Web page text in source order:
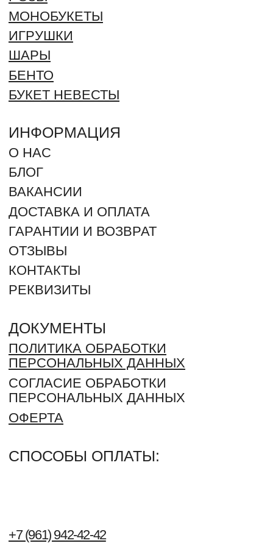
+7 (961) 942-42-42
ЗАКАЗАТЬ ЗВОНОК
2012 - 2026 © ROMANTIC (Произносится как Романтик –
копирование преследуется по закону.
ИП ДЕРЕВЯНКИН ЮРИЙ СЕРГЕЕВИЧ
г. Оренбург, Северный проезд 25
г. Оренбург, посёлок Ленина, Губернская улица 74
СПОСОБЫ ОПЛАТЫ: